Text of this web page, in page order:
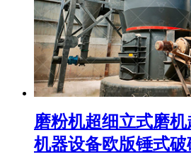
磨粉机超细立式磨
机器设备欧版锤式破